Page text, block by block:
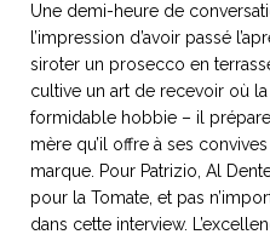
Une demi-heure de
l’impression d’avoir passé
siroter un prosecco en
cultive un art de recevoir où
formidable hobbie – il
mère qu’il offre à ses
marque. Pour Patrizio, Al
pour la Tomate, et pas
dans cette interview.